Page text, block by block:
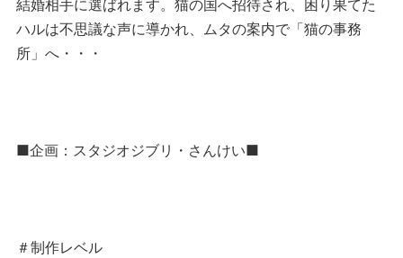
結婚相手に選ばれます。猫の国へ招待され、困り果てた
ハルは不思議な声に導かれ、ムタの案内で「猫の事務
所」へ・・・
■企画：スタジオジブリ・さんけい■
＃制作レベル